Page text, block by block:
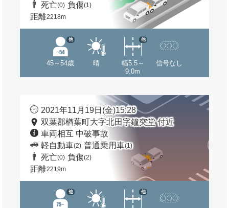
死亡(0) 負傷(1)
距離2218m
45～54歳
他
晴
幅5.5～
9.0m
他
信号なし
2021年11月19日(金)15:28
双葉郡楢葉町大字北田字鐘突堂 付近
車両相互 中破事故
軽自動車(2) 普通乗用車(1)
死亡(0) 負傷(2)
距離2219m
他 他